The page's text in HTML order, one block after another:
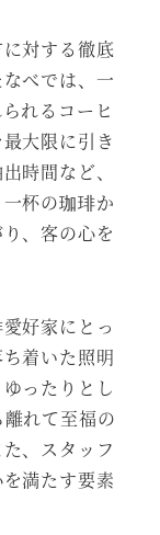
対する徹底
べでは、一
れるコーヒ
大限に引き
時間など、
杯の珈琲か
、客の心を
好家にとっ
着いた照明
ったりとし
れて至福の
、スタッフ
満たす要素